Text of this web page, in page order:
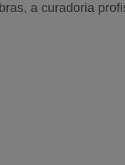
a curadoria